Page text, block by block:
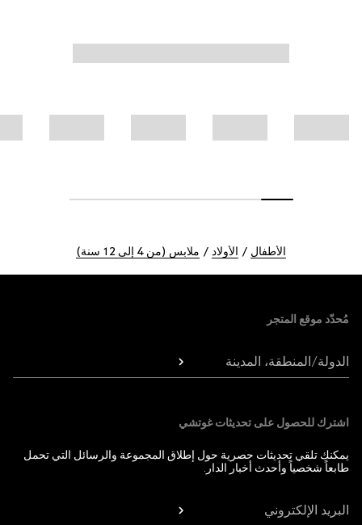
الأطفال الأولاد ملابس (من 4 إلى 12 سنة)
مُحدّد موقع المتجر
الدولة/المنطقة، المدينة
اشترك للحصول على تحديثات غوتشي
يمكنك تلقي تحديثات حصرية حول إطلاق المجموعة والرسائل التي تحمل
طابعاً شخصياً وأحدث أخبار الدار.
البريد الإلكتروني